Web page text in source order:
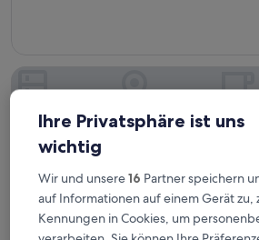
Bewertungen)
Americas Best Value Inn Hayward
Ihre Privatsphäre ist uns
wichtig
Wir und unsere16 Partner speichern
auf Informationen auf einem Gerät zu,
Kennungen in Cookies, um